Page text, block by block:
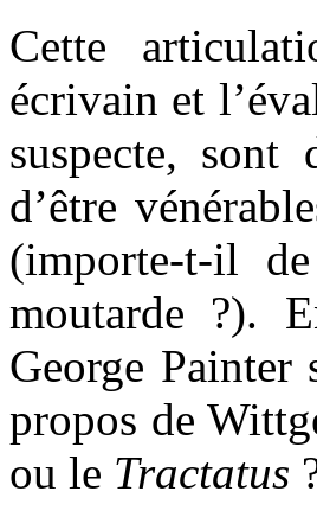
Cette
écrivain et
suspecte, sont
d’être
(importe-t-il
moutarde ?).
George Painter
propos de
ou le Tractatus